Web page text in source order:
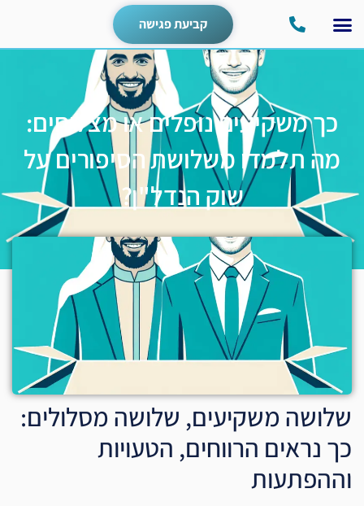
קביעת פגישה
כך משקיעים נופלים או מצליחים:
מה תלמדו משלושת הסיפורים על
שוק הנדל"ן?
שלושה משקיעים, שלושה מסלולים:
כך נראים הרווחים, הטעויות
וההפתעות